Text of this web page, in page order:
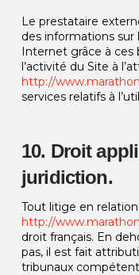
Le prestataire
des informations sur
Internet grâce à ces
l’activité du Site à
http://
services relatifs à
10. Droit
juridiction.
Tout litige en
http://
droit français. En
pas, il est fait
tribunaux